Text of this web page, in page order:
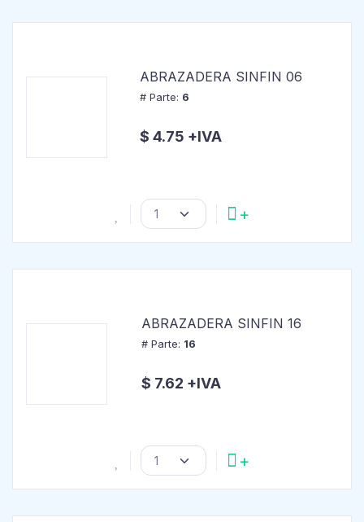
ABRAZADERA SINFIN 06
# Parte: 6
$ 4.75 +IVA
ABRAZADERA SINFIN 16
# Parte: 16
$ 7.62 +IVA